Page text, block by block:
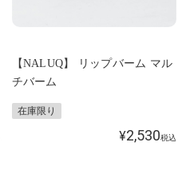
【NALUQ】 リップバーム マル
チバーム
在庫限り
¥2,530税込